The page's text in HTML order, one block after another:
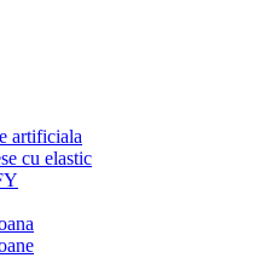
artificiala
cu elastic